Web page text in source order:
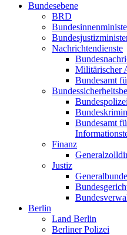
Bundesebene
BRD
Nachrichtendienste
Militärischer
Bundesamt
Bundespolizei
Bundesamt
Finanz
Justiz
Berlin
Land Berlin
Berliner Polizei